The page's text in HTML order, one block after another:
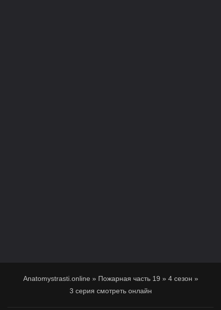
Anatomystrasti.online » Пожарная часть 19 » 4 сезон »
3 серия смотреть онлайн